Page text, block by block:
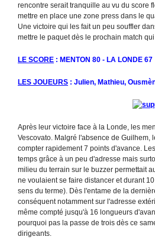
rencontre serait tranquille au vu du score
mettre en place une zone press dans le
Une victoire qui les fait un peu souffler
mettre le paquet dès le prochain match
LE SCORE : MENTON 80 - LA LONDE 67
LES JOUEURS : Julien, Mathieu,
Après leur victoire face à la Londe, les
Vescovato. Malgré l'absence de
compter rapidement 7 points d'avance.
temps grâce à un peu d'adresse mais
milieu du terrain sur le buzzer permettait
ne voulaient se faire distancer et durant
sens du terme). Dès l'entame de la
conséquent notamment sur l'adresse
même compté jusqu'à 16 longueurs
pourquoi pas la passe de trois dès ce
dirigeants.